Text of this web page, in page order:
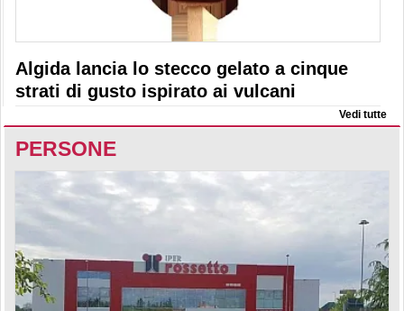
Algida lancia lo stecco gelato a cinque
strati di gusto ispirato ai vulcani
Vedi tutte
PERSONE